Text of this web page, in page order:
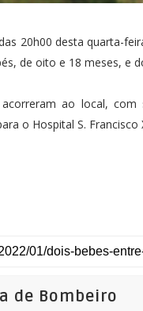
20h00 desta quarta-
de oito e 18 meses, e
ao local,
o Hospital S. Francisco
de Bombeiro